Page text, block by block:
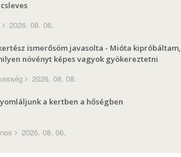
2026. 08. 06.
ismerősöm javasolta - Mióta kipróbáltam,
növényt képes vagyok gyökereztetni
2026. 08. 08.
a kertben a hőségben
2026. 08. 06.